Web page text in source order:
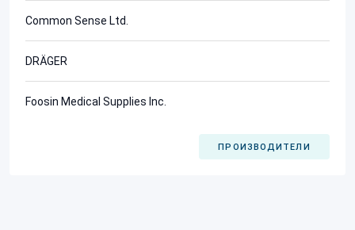
Common Sense Ltd.
DRÄGER
Foosin Medical Supplies Inc.
ПРОИЗВОДИТЕЛИ